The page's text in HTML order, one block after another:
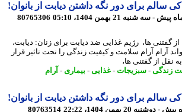
80765306
ها، رژیم غذایی ضد دیابت برای زنان: دیابت،
آرام سلامت و کیفیت زندگی را تحت تاثیر قرار
از گفتنی ها،
-سبزیجات-غذایی- بیماری- آرام
80763514